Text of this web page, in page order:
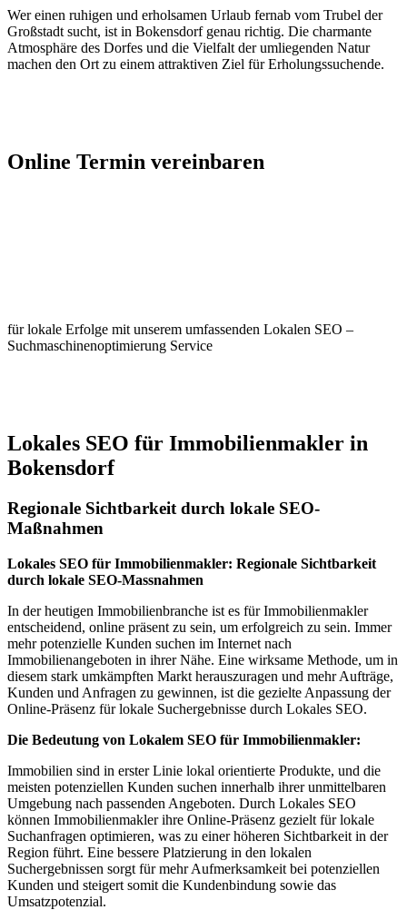
Wer einen ruhigen und erholsamen Urlaub fernab vom Trubel der
Großstadt sucht, ist in Bokensdorf genau richtig. Die charmante
Atmosphäre des Dorfes und die Vielfalt der umliegenden Natur
machen den Ort zu einem attraktiven Ziel für Erholungssuchende.
Online Termin vereinbaren
für lokale Erfolge mit unserem umfassenden Lokalen SEO –
Suchmaschinenoptimierung Service
Lokales SEO für Immobilienmakler in
Bokensdorf
Regionale Sichtbarkeit durch lokale SEO-
Maßnahmen
Lokales SEO für Immobilienmakler: Regionale Sichtbarkeit
durch lokale SEO-Massnahmen
In der heutigen Immobilienbranche ist es für Immobilienmakler
entscheidend, online präsent zu sein, um erfolgreich zu sein. Immer
mehr potenzielle Kunden suchen im Internet nach
Immobilienangeboten in ihrer Nähe. Eine wirksame Methode, um in
diesem stark umkämpften Markt herauszuragen und mehr Aufträge,
Kunden und Anfragen zu gewinnen, ist die gezielte Anpassung der
Online-Präsenz für lokale Suchergebnisse durch Lokales SEO.
Die Bedeutung von Lokalem SEO für Immobilienmakler:
Immobilien sind in erster Linie lokal orientierte Produkte, und die
meisten potenziellen Kunden suchen innerhalb ihrer unmittelbaren
Umgebung nach passenden Angeboten. Durch Lokales SEO
können Immobilienmakler ihre Online-Präsenz gezielt für lokale
Suchanfragen optimieren, was zu einer höheren Sichtbarkeit in der
Region führt. Eine bessere Platzierung in den lokalen
Suchergebnissen sorgt für mehr Aufmerksamkeit bei potenziellen
Kunden und steigert somit die Kundenbindung sowie das
Umsatzpotenzial.